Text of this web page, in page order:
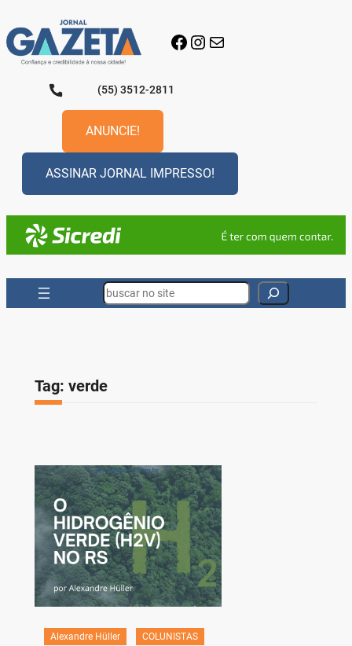
para
o
conteúdo
Facebook
Instagram
E-mail
(55) 3512-2811
ANUNCIE!
ASSINAR JORNAL IMPRESSO!
Search
Tag: verde
Alexandre Hüller COLUNISTAS